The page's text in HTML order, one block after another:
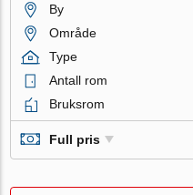
By
Område
Type
Antall rom
Bruksrom
Full pris